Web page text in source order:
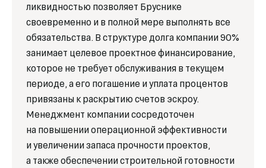
ликвидностью позволяет Бруснике
своевременно и в полной мере выполнять все
обязательства. В структуре долга компании 90%
занимает целевое проектное финансирование,
которое не требует обслуживания в текущем
периоде, а его погашение и уплата процентов
привязаны к раскрытию счетов эскроу.
Менеджмент компании сосредоточен
на повышении операционной эффективности
и увеличении запаса прочности проектов,
а также обеспечении строительной готовности